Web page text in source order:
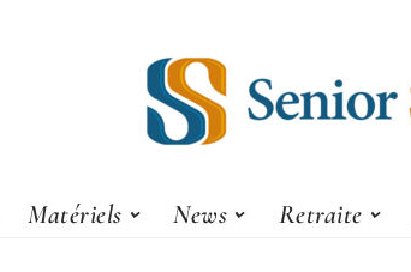
Matériels News Retraite